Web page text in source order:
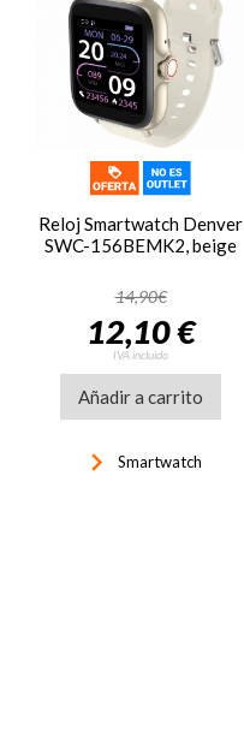
Reloj Smartwatch Denver
SWC-156BEMK2, beige
14,90€
12,10 €
IVA incluido
Añadir a carrito
keyboard_arrow_right Smartwatch